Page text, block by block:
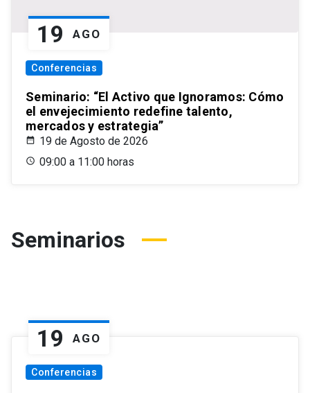
19 AGO
Conferencias
Seminario: “El Activo que Ignoramos: Cómo
el envejecimiento redefine talento,
mercados y estrategia”
19 de Agosto de 2026
09:00 a 11:00 horas
Seminarios
19 AGO
Conferencias